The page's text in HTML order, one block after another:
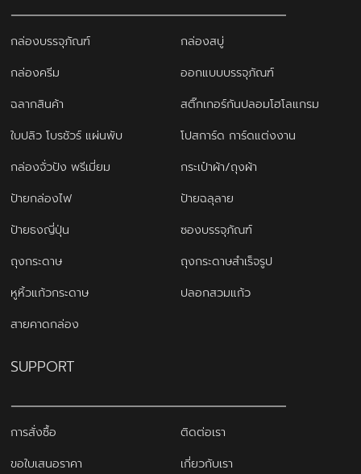
กล่องบรรจุภัณฑ์
กล่องสบู่
กล่องครีม
ออกแบบบรรจุภัณฑ์
ฉลากสินค้า
สติ๊กเกอร์กันปลอมโฮโลแกรม
ใบปลิว โบรชัวร์ แผ่นพับ
โปสการ์ด การ์ดแต่งงาน
กล่องจั่วปัง พรีเมี่ยม
กระเป๋าผ้า/ถุงผ้า
ป้ายกล่องไฟ
ป้ายฉลุลาย
ป้ายธงญี่ปุ่น
ซองบรรจุภัณฑ์
ถุงกระดาษ
ถุงกระดาษสำเร็จรูป
หูหิ้วแก้วกระดาษ
ปลอกสวมแก้ว
สายคาดกล่อง
SUPPORT
การสั่งซื้อ
ติดต่อเรา
ขอใบเสนอราคา
เกี่ยวกับเรา